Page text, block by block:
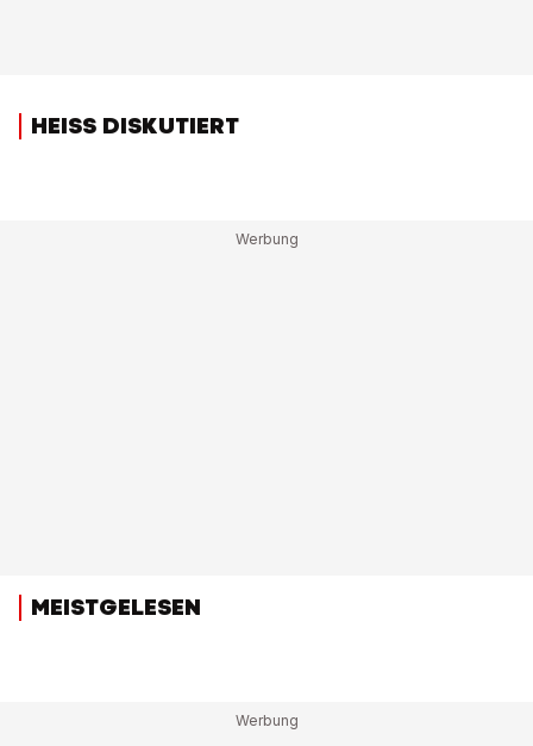
HEISS DISKUTIERT
MEISTGELESEN